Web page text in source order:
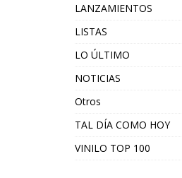
LANZAMIENTOS
LISTAS
LO ÚLTIMO
NOTICIAS
Otros
TAL DÍA COMO HOY
VINILO TOP 100